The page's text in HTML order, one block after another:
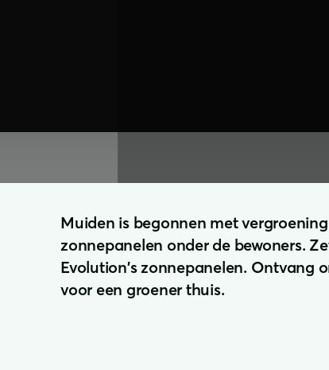
Muiden is begonnen met
zonnepanelen onder de bewoners.
Evolution's zonnepanelen. Ontvang
voor een groener thuis.